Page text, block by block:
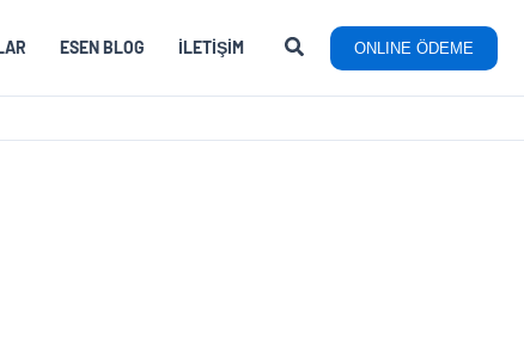
ESEN BLOG İLETIŞIM ONLINE ÖDEME